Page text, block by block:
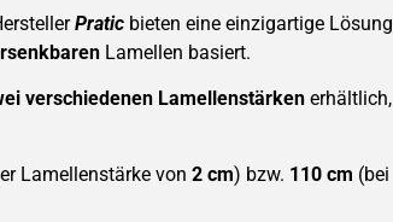
Pratic bieten eine einzigartige Lösung
Lamellen basiert.
verschiedenen Lamellenstärken erhältlich,
Lamellenstärke von 2 cm) bzw. 110 cm (bei